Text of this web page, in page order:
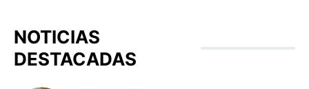
NOTICIAS
DESTACADAS